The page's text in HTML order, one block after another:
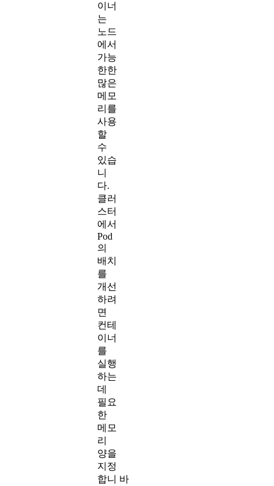
이너
는
노드
에서
가능
한한
많은
메모
리를
사용
할
수
있습
니
다.
클러
스터
에서
Pod
의
배치
를
개선
하려
면
컨테
이너
를
실행
하는
데
필요
한
메모
리
양을
지정
합니 바